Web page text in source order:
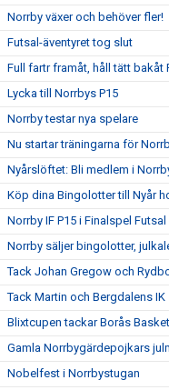
Norrby växer och behöver fler!
Futsal-äventyret tog slut
Full fartr framåt, håll tätt bakåt
Lycka till Norrbys P15
Norrby testar nya spelare
Nu startar träningarna för
Nyårslöftet: Bli medlem i
Köp dina Bingolotter till Nyår
Norrby IF P15 i Finalspel Futsal
Norrby säljer bingolotter,
Tack Johan Gregow och
Tack Martin och Bergdalens IK
Blixtcupen tackar Borås Basket
Gamla Norrbygärdepojkars
Nobelfest i Norrbystugan